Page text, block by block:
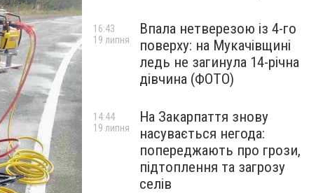
Впала нетверезою із 4-го
поверху: на Мукачівщині
ледь не загинула 14-річна
дівчина (ФОТО)
16:43
19 липня
На Закарпаття знову
насувається негода:
попереджають про грози,
підтоплення та загрозу
селів
14:44
19 липня